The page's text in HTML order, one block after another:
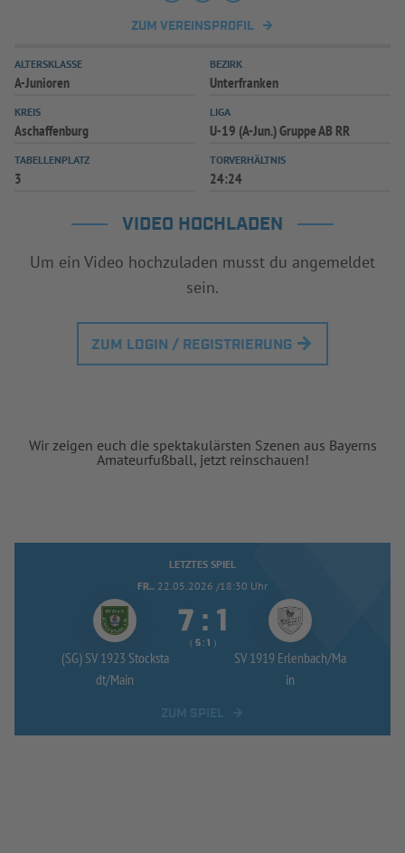
ZUM VEREINSPROFIL
ALTERSKLASSE
A-Junioren
BEZIRK
Unterfranken
KREIS
Aschaffenburg
LIGA
U-19 (A-Jun.) Gruppe AB RR
TABELLENPLATZ
3
TORVERHÄLTNIS
24:24
VIDEO HOCHLADEN
Um ein Video hochzuladen musst du angemeldet
sein.
ZUM LOGIN / REGISTRIERUNG
Wir zeigen euch die spektakulärsten Szenen aus Bayerns
Amateurfußball, jetzt reinschauen!
LETZTES SPIEL
FR.. 22.05.2026 /18:30 Uhr
(SG) SV 1923 Stocksta
dt/Main
 : 
( :  )
SV 1919 Erlenbach/Ma
in